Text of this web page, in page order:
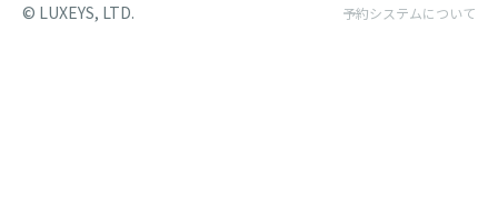
©︎ LUXEYS, LTD. 予約システムについて